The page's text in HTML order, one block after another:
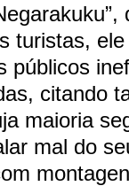
turistas,
públicos
citando
maioria
mal do